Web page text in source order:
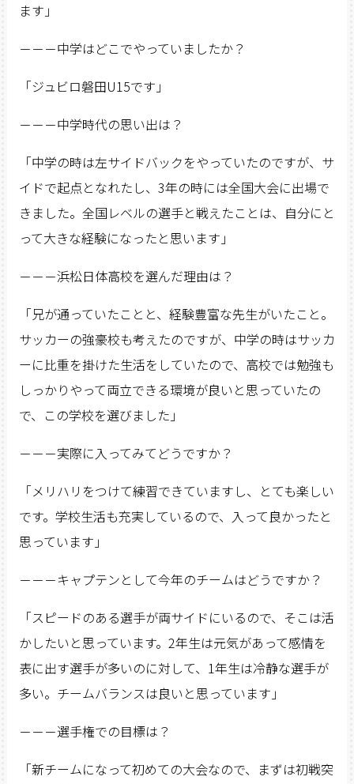
ます」
－－－中学はどこでやっていましたか？
「ジュビロ磐田U15です」
－－－中学時代の思い出は？
「中学の時は左サイドバックをやっていたのですが、サ
イドで起点となれたし、3年の時には全国大会に出場で
きました。全国レベルの選手と戦えたことは、自分にと
って大きな経験になったと思います」
－－－浜松日体高校を選んだ理由は？
「兄が通っていたことと、経験豊富な先生がいたこと。
サッカーの強豪校も考えたのですが、中学の時はサッカ
ーに比重を掛けた生活をしていたので、高校では勉強も
しっかりやって両立できる環境が良いと思っていたの
で、この学校を選びました」
－－－実際に入ってみてどうですか？
「メリハリをつけて練習できていますし、とても楽しい
です。学校生活も充実しているので、入って良かったと
思っています」
－－－キャプテンとして今年のチームはどうですか？
「スピードのある選手が両サイドにいるので、そこは活
かしたいと思っています。2年生は元気があって感情を
表に出す選手が多いのに対して、1年生は冷静な選手が
多い。チームバランスは良いと思っています」
－－－選手権での目標は？
「新チームになって初めての大会なので、まずは初戦突